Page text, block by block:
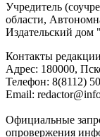
Учредитель
области,
Издательский
Контакты
Адреc: 180000,
Телефон: 8(8112)
Email:
Официальные
опровержения